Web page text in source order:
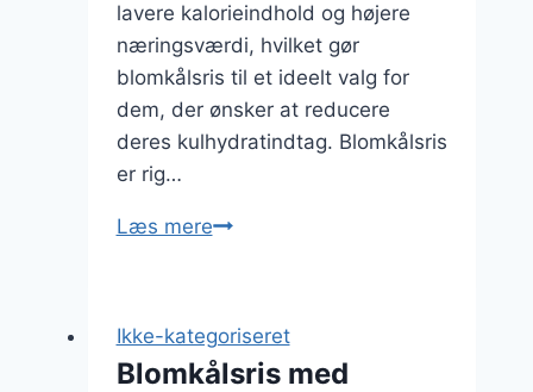
lavere kalorieindhold og højere
næringsværdi, hvilket gør
blomkålsris til et ideelt valg for
dem, der ønsker at reducere
deres kulhydratindtag. Blomkålsris
er rig…
Læs mereBlomkålsris
med
grønkål
Ikke-kategoriseret
Blomkålsris med